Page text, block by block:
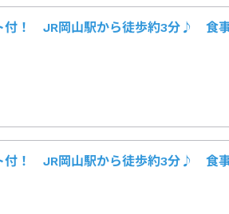
付！ JR岡山駅から徒歩約3分♪ 食
付！ JR岡山駅から徒歩約3分♪ 食